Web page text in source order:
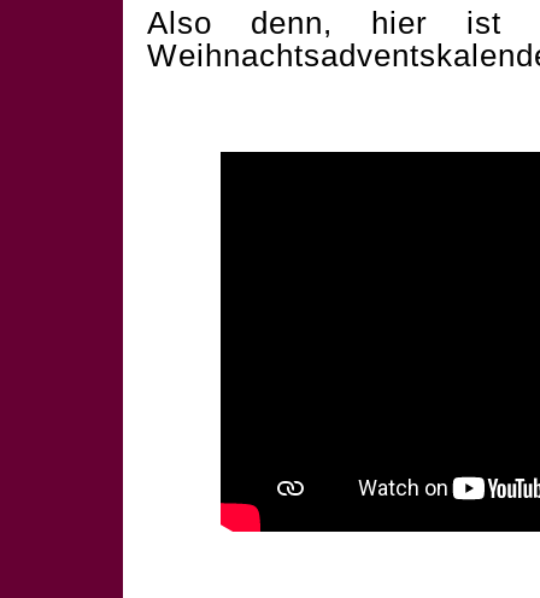
Also denn, hier ist